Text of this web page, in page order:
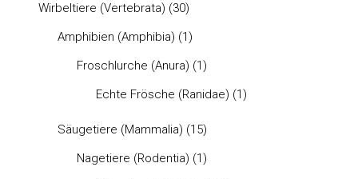
Wirbeltiere (Vertebrata) (30)
Amphibien (Amphibia) (1)
Froschlurche (Anura) (1)
Echte Frösche (Ranidae) (1)
Säugetiere (Mammalia) (15)
Nagetiere (Rodentia) (1)